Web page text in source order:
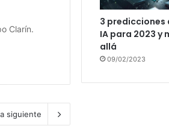
Clarín.
siguiente
3 predicciones
IA para 2023 y
allá
09/02/2023